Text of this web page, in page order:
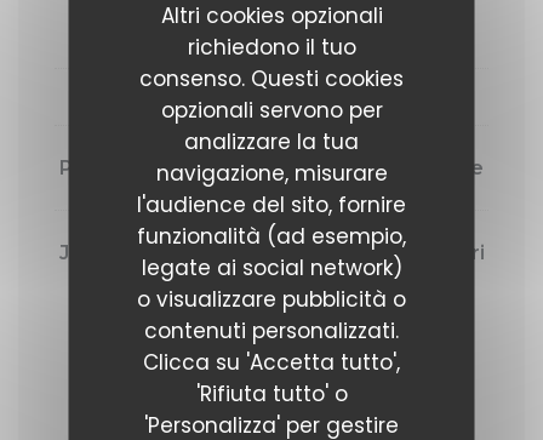
Altri cookies opzionali
richiedono il tuo
consenso. Questi cookies
opzionali servono per
analizzare la tua
navigazione, misurare
l'audience del sito, fornire
funzionalità (ad esempio,
legate ai social network)
o visualizzare pubblicità o
contenuti personalizzati.
Clicca su 'Accetta tutto',
'Rifiuta tutto' o
'Personalizza' per gestire
105,00 EUR
GARNITURES ET JUS
Pommes de terre grenailles ou Ratatouille
Jus de viande maison ou sauce chimichurri
maison
Fromage